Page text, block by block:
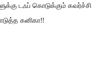
டஃப் கொடுக்கும் கவர்ச்சி
கனிகா!!